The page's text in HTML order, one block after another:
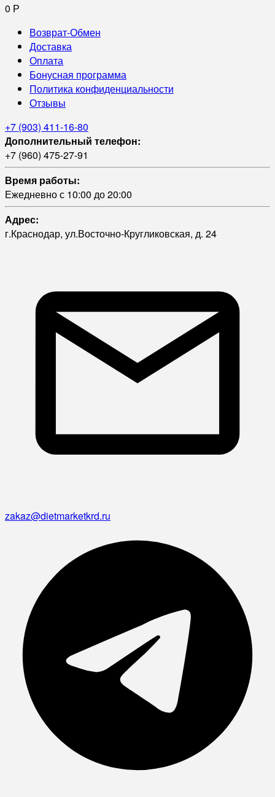
0 Р
Возврат-Обмен
Доставка
Оплата
Бонусная программа
Политика конфиденциальности
Отзывы
+7 (903) 411-16-80
Дополнительный телефон:
+7 (960) 475-27-91
Время работы:
Ежедневно с 10:00 до 20:00
Адрес:
г.Краснодар, ул.Восточно-Кругликовская, д. 24
zakaz@dietmarketkrd.ru